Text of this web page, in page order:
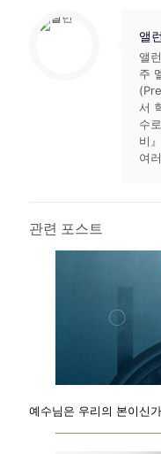
앨
앨
주
서
수
비
여
관련 포스트
예수님은 우리의 본이신